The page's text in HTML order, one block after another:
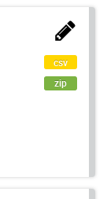
csv
zip